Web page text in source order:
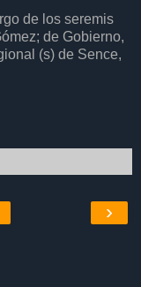
de los seremis
de Gobierno,
(s) de Sence,
›